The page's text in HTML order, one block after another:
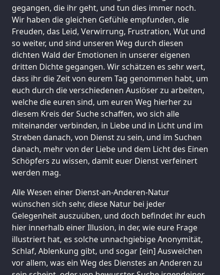
gegangen, die ihr geht, und tun dies immer noch.
Wir haben die gleichen Gefühle empfunden, die
Freuden, das Leid, Verwirrung, Frustration, Wut und
so weiter, und sind unseren Weg durch diesen
dichten Wald der Emotionen in unserer eigenen
dritten Dichte gegangen. Wir schätzen es sehr wert,
dass ihr die Zeit von eurem Tag genommen habt, um
euch durch die verschiedenen Auslöser zu arbeiten,
welche die euren sind, um euren Weg hierher zu
diesem Kreis der Suche schaffen, wo sich alle
miteinander verbinden, in Liebe und in Licht und im
Streben danach, von Dienst zu sein, und im Suchen
danach, mehr von der Liebe und dem Licht des Einen
Schöpfers zu wissen, damit euer Dienst verfeinert
werden mag.
Alle Wesen einer Dienst-an-Anderen-Natur
wünschen sich sehr, diese Natur bei jeder
Gelegenheit auszuüben, und doch befindet ihr euch
hier innerhalb einer Illusion, in der, wie eure Frage
illustriert hat, es solche unnachgiebige Anonymität,
Schlaf, Ablenkung gibt, und sogar [ein] Ausweichen
vor allem, was ein Weg des Dienstes an Anderen zu